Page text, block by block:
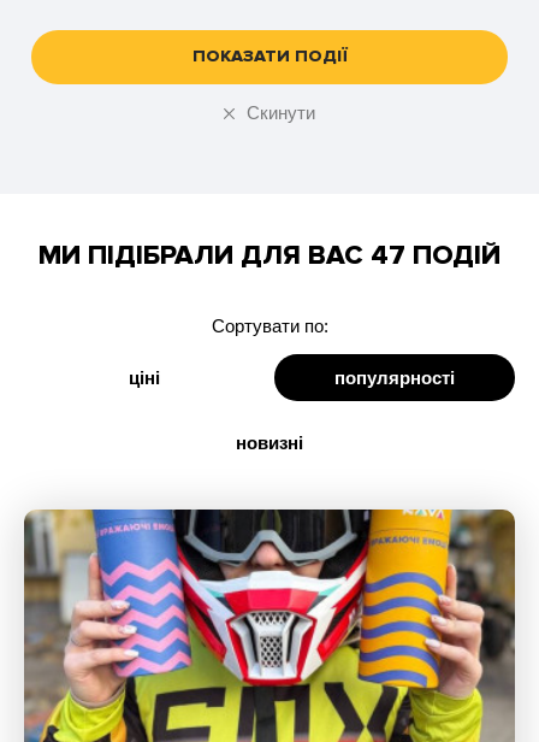
Чернігів
ПОКАЗАТИ ПОДІЇ
Скинути
МИ ПІДІБРАЛИ ДЛЯ ВАС 47 ПОДІЙ
Сортувати по:
ціні популярності
новизні